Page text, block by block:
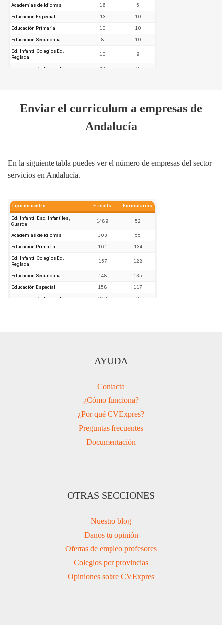
Enviar el curriculum a empresas de
Andalucía
En la siguiente tabla puedes ver el número de empresas del sector
servicios en Andalucía.
AYUDA
Contacta
¿Cómo funciona?
¿Por qué CVExpres?
Preguntas frecuentes
Documentación
OTRAS SECCIONES
Nuestro blog
Danos tu opinión
Ofertas de empleo profesores
Colegios por provincias
Opiniones sobre CVExpres